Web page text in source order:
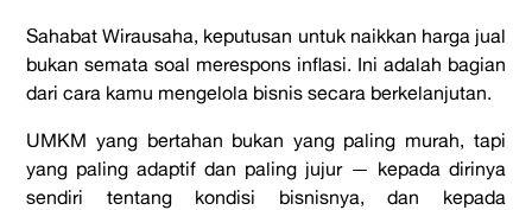
Sahabat Wirausaha, keputusan untuk naikkan harga jual
bukan semata soal merespons inflasi. Ini adalah bagian
dari cara kamu mengelola bisnis secara berkelanjutan.
UMKM yang bertahan bukan yang paling murah, tapi
yang paling adaptif dan paling jujur — kepada dirinya
sendiri tentang kondisi bisnisnya, dan kepada